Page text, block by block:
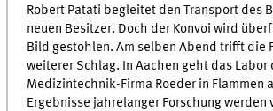
Robert Patati begleitet den Transport des
neuen Besitzer. Doch der Konvoi wird
Bild gestohlen. Am selben Abend trifft die
weiterer Schlag. In Aachen geht das Labor
Medizintechnik-Firma Roeder in Flammen
Ergebnisse jahrelanger Forschung werden